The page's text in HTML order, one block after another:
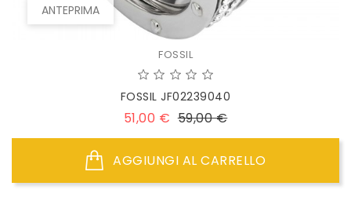
ANTEPRIMA
FOSSIL
FOSSIL JF02239040
51,00 € Prezzo
59,00 €Prezzo
AGGIUNGI AL CARRELLO